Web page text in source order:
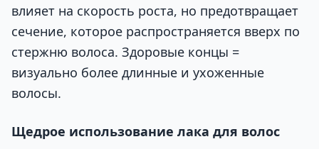
влияет на скорость роста, но предотвращает
сечение, которое распространяется вверх по
стержню волоса. Здоровые концы =
визуально более длинные и ухоженные
волосы.
Щедрое использование лака для волос